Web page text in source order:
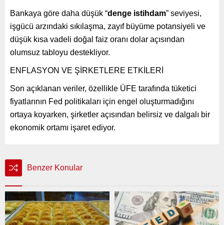
Bankaya göre daha düşük “denge istihdam” seviyesi,
işgücü arzındaki sıkılaşma, zayıf büyüme potansiyeli ve
düşük kısa vadeli doğal faiz oranı dolar açısından
olumsuz tabloyu destekliyor.
ENFLASYON VE ŞİRKETLERE ETKİLERİ
Son açıklanan veriler, özellikle ÜFE tarafında tüketici
fiyatlarının Fed politikaları için engel oluşturmadığını
ortaya koyarken, şirketler açısından belirsiz ve dalgalı bir
ekonomik ortamı işaret ediyor.
Benzer Konular